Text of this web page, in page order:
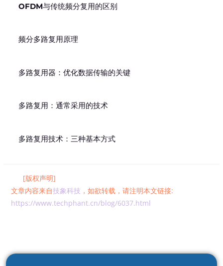
OFDM与传统频分复用的区别
频分多路复用原理
多路复用器：优化数据传输的关键
多路复用：通常采用的技术
多路复用技术：三种基本方式
[版权声明]
文章内容来自技象科技 ，如欲转载，请注明本文链接:
https://www.techphant.cn/blog/6037.html